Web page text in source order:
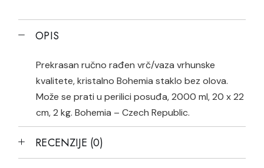
OPIS
Prekrasan ručno rađen vrč/vaza vrhunske
kvalitete, kristalno Bohemia staklo bez olova.
Može se prati u perilici posuđa, 2000 ml, 20 x 22
cm, 2 kg. Bohemia – Czech Republic.
RECENZIJE (0)